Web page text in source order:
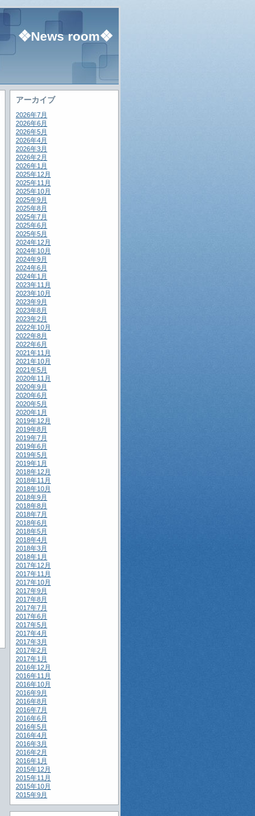
❖News room❖
アーカイブ
2026年7月
2026年6月
2026年5月
2026年4月
2026年3月
2026年2月
2026年1月
2025年12月
2025年11月
2025年10月
2025年9月
2025年8月
2025年7月
2025年6月
2025年5月
2024年12月
2024年10月
2024年9月
2024年6月
2024年1月
2023年11月
2023年10月
2023年9月
2023年8月
2023年2月
2022年10月
2022年8月
2022年6月
2021年11月
2021年10月
2021年5月
2020年11月
2020年9月
2020年6月
2020年5月
2020年1月
2019年12月
2019年8月
2019年7月
2019年6月
2019年5月
2019年1月
2018年12月
2018年11月
2018年10月
2018年9月
2018年8月
2018年7月
2018年6月
2018年5月
2018年4月
2018年3月
2018年1月
2017年12月
2017年11月
2017年10月
2017年9月
2017年8月
2017年7月
2017年6月
2017年5月
2017年4月
2017年3月
2017年2月
2017年1月
2016年12月
2016年11月
2016年10月
2016年9月
2016年8月
2016年7月
2016年6月
2016年5月
2016年4月
2016年3月
2016年2月
2016年1月
2015年12月
2015年11月
2015年10月
2015年9月